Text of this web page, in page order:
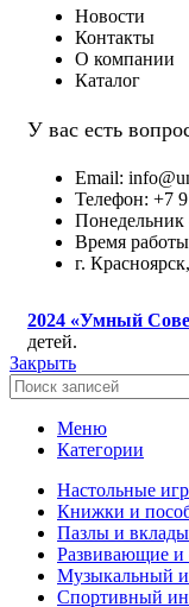
Новости
Контакты
О компании
Каталог
У вас есть
Email:
Телефон: +7
Время
г.
2024 «Умный
детей.
Закрыть
Меню
Категории
Настольные
Книжки и
Пазлы и
Развивающие
Музыкальный
Спортивный